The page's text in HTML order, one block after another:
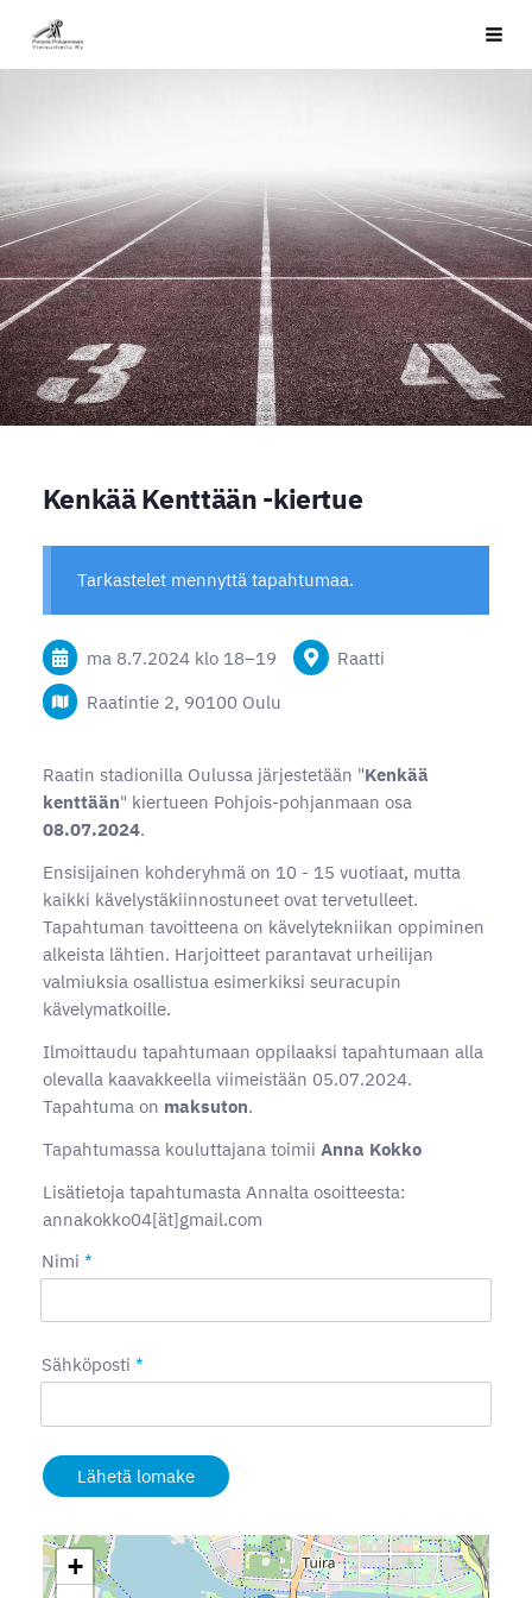
Siirry
sivun
PPYU
Kenkää Kenttään -kiertue
Tarkastelet mennyttä tapahtumaa.
ma 8.7.2024 klo 18–19
Raatti
Raatintie 2, 90100 Oulu
Raatin stadionilla Oulussa järjestetään "Kenkää
kenttään" kiertueen Pohjois-pohjanmaan osa
08.07.2024.
Ensisijainen kohderyhmä on 10 - 15 vuotiaat, mutta
kaikki kävelystäkiinnostuneet ovat tervetulleet.
Tapahtuman tavoitteena on kävelytekniikan oppiminen
alkeista lähtien. Harjoitteet parantavat urheilijan
valmiuksia osallistua esimerkiksi seuracupin
kävelymatkoille.
Ilmoittaudu tapahtumaan oppilaaksi tapahtumaan alla
olevalla kaavakkeella viimeistään 05.07.2024.
Tapahtuma on maksuton.
Tapahtumassa kouluttajana toimii Anna Kokko
Lisätietoja tapahtumasta Annalta osoitteesta:
annakokko04[ät]gmail.com
Nimi *
Sähköposti *
Lähetä lomake
+